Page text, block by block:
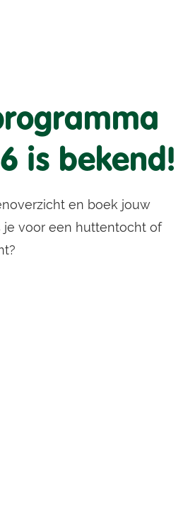
is bekend!
en boek jouw
je voor een huttentocht of